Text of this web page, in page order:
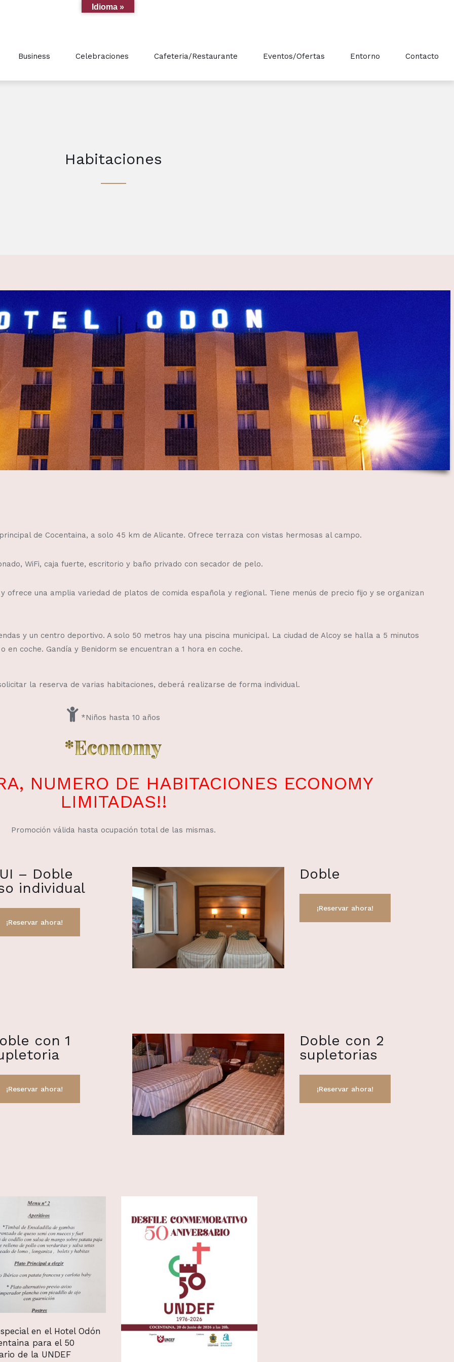
Business Celebraciones Cafeteria/Restaurante Eventos/Ofertas Entorno Contacto
Habitaciones
de Cocentaina, a solo 45 km de Alicante. Ofrece terraza con vistas hermosas al campo.
WiFi, caja fuerte, escritorio y baño privado con secador de pelo.
una amplia variedad de platos de comida española y regional. Tiene menús de precio fijo y se organizan
y un centro deportivo. A solo 50 metros hay una piscina municipal. La ciudad de Alcoy se halla a 5 minutos
coche. Gandía y Benidorm se encuentran a 1 hora en coche.
la reserva de varias habitaciones, deberá realizarse de forma individual.
*Niños hasta 10 años
NUMERO DE HABITACIONES ECONOMY
LIMITADAS!!
Promoción válida hasta ocupación total de las mismas.
– Doble
individual
Doble
con 1
Doble con 2
supletorias
en el Hotel Odón
para el 50
de la UNDEF
Idioma »